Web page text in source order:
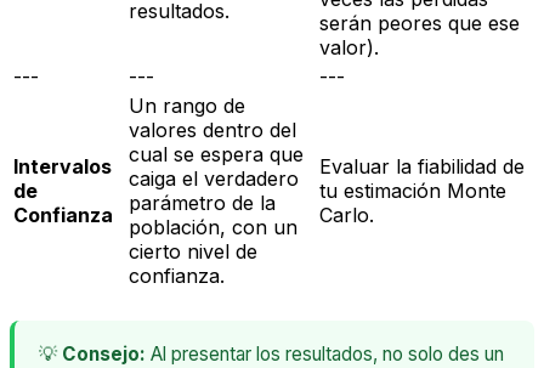
resultados.
serán peores que ese
valor).
---
--- ---
Intervalos
de
Confianza
Un rango de
valores dentro del
cual se espera que
caiga el verdadero
parámetro de la
población, con un
cierto nivel de
confianza.
Evaluar la fiabilidad de
tu estimación Monte
Carlo.
💡 Consejo: Al presentar los resultados, no solo des un